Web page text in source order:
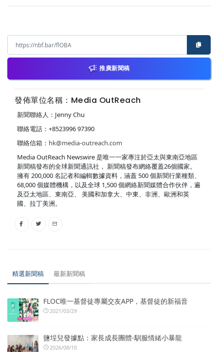
推廣新聞稿
發佈單位名稱：Media OutReach
新聞聯絡人：Jenny Chu
聯絡電話：+8523996 97390
聯絡信箱： hk@media-outreach.com
Media OutReach Newswire 是唯一一家專注於亞太與東南亞地區
新聞稿發布的全球新聞通訊社， 新聞稿發布網絡覆蓋26個國家。
擁有 200,000 名記者和編輯數據資料，涵蓋 500 個新聞行業種類、
68,000 個媒體機構，以及全球 1,500 個網絡新聞媒體合作伙伴，遍
及亞太地區、東南亞、 美國和加拿大、中東、非洲、歐洲和英
國、拉丁美洲。
精選新聞稿 最新新聞稿
FLOC唯一基督徒專屬交友APP，基督徒的新福音
2021/03/29
鹽埕兒發據點：家長成長團體-馴服情緒小暴龍
2026/08/10